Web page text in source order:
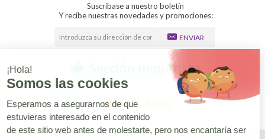
Suscríbase a nuestro boletín
Y recibe nuestras novedades y promociones:
ENVIAR
Sección mayorista
El blog